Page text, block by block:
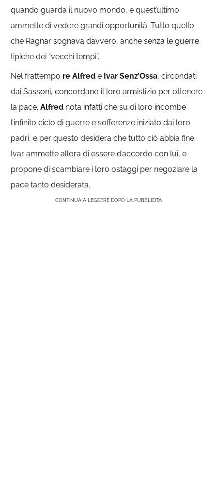
quando guarda il nuovo mondo, e quest’ultimo
ammette di vedere grandi opportunità. Tutto quello
che Ragnar sognava davvero, anche senza le guerre
tipiche dei “vecchi tempi”.
Nel frattempo re Alfrede Ivar Senz’Ossa, circondati
dai Sassoni, concordano il loro armistizio per ottenere
la pace.Alfred nota infatti che su di loro incombe
l’infinito ciclo di guerre e sofferenze iniziato dai loro
padri, e per questo desidera che tutto ciò abbia fine.
Ivar ammette allora di essere d’accordo con lui, e
propone di scambiare i loro ostaggi per negoziare la
pace tanto desiderata.
CONTINUA A LEGGERE DOPO LA PUBBLICITÀ